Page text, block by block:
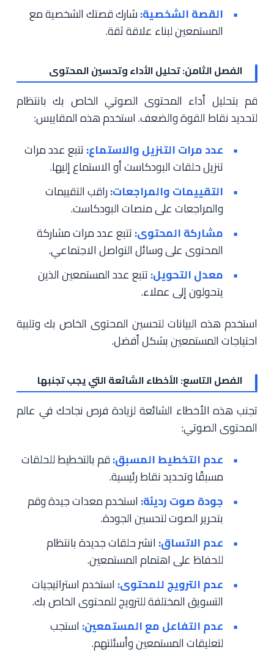
القصة الشخصية:شارك قصتك الشخصية مع
المستمعين لبناء علاقة ثقة.
الفصل الثامن: تحليل الأداء وتحسين المحتوى
قم بتحليل أداء المحتوى الصوتي الخاص بك بانتظام
لتحديد نقاط القوة والضعف. استخدم هذه المقاييس:
عدد مرات التنزيل والاستماع:تتبع عدد مرات
تنزيل حلقات البودكاست أو الاستماع إليها.
التقييمات والمراجعات:راقب التقييمات
والمراجعات على منصات البودكاست.
مشاركة المحتوى:تتبع عدد مرات مشاركة
المحتوى على وسائل التواصل الاجتماعي.
معدل التحويل:تتبع عدد المستمعين الذين
يتحولون إلى عملاء.
استخدم هذه البيانات لتحسين المحتوى الخاص بك وتلبية
احتياجات المستمعين بشكل أفضل.
الفصل التاسع: الأخطاء الشائعة التي يجب تجنبها
تجنب هذه الأخطاء الشائعة لزيادة فرص نجاحك في عالم
المحتوى الصوتي:
عدم التخطيط المسبق:قم بالتخطيط للحلقات
مسبقًا وتحديد نقاط رئيسية.
جودة صوت رديئة: استخدم معدات جيدة وقم
بتحرير الصوت لتحسين الجودة.
عدم الاتساق: انشر حلقات جديدة بانتظام
للحفاظ على اهتمام المستمعين.
عدم الترويج للمحتوى: استخدم استراتيجيات
التسويق المختلفة للترويج للمحتوى الخاص بك.
عدم التفاعل مع المستمعين: استجب
لتعليقات المستمعين وأسئلتهم.